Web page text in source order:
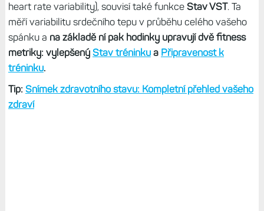
heart rate variability), souvisí také funkce Stav VST. Ta
měří variabilitu srdečního tepu v průběhu celého vašeho
spánku a na základě ní pak hodinky upravují dvě fitness
metriky: vylepšený Stav tréninkua Připravenost k
tréninku.
Tip: Snímek zdravotního stavu: Kompletní přehled vašeho
zdraví